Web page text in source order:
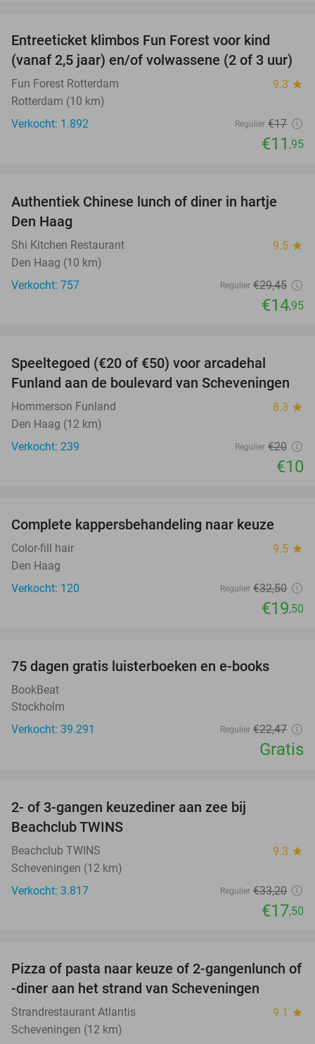
Entreeticket klimbos Fun Forest voor kind
(vanaf 2,5 jaar) en/of volwassene (2 of 3 uur)
Fun Forest Rotterdam 9.3 star
Rotterdam (10 km)
Verkocht: 1.892
Regulier €17
€11 ,95
49%
Authentiek Chinese lunch of diner in hartje
Den Haag
Shi Kitchen Restaurant 9.5 star
Den Haag (10 km)
Verkocht: 757
Regulier €29,45
€14,95
Speeltegoed (€20 of €50) voor arcadehal
Funland aan de boulevard van Scheveningen
Hommerson Funland 8.3 star
Den Haag (12 km)
Verkocht: 239
Regulier €20
€10
40%
Complete kappersbehandeling naar keuze
Color-fill hair 9.5 star
Den Haag
Verkocht: 120
Regulier €32,50
€19,50
75 dagen gratis luisterboeken en e-books
BookBeat
Stockholm
Verkocht: 39.291
Regulier €22,47
Gratis
2- of 3-gangen keuzediner aan zee bij
Beachclub TWINS
Beachclub TWINS 9.3 star
Scheveningen (12 km)
Verkocht: 3.817
Regulier €33,20
€17,50
39%
Pizza of pasta naar keuze of 2-gangenlunch of
-diner aan het strand van Scheveningen
Strandrestaurant Atlantis 9.1 star
Scheveningen (12 km)